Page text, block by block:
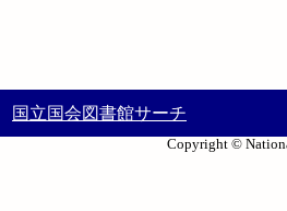
国立国会図書館サーチ
Copyright ©